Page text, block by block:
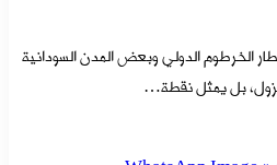
الخرطوم الدولي وبعض المدن السودانية
بل يمثل نقطة…